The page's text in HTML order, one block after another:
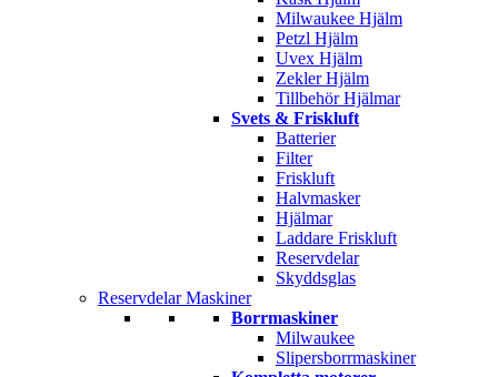
Milwaukee Hjälm
Petzl Hjälm
Uvex Hjälm
Zekler Hjälm
Tillbehör Hjälmar
Svets & Friskluft
Batterier
Filter
Friskluft
Halvmasker
Hjälmar
Laddare Friskluft
Reservdelar
Skyddsglas
Reservdelar Maskiner
Borrmaskiner
Milwaukee
Slipersborrmaskiner